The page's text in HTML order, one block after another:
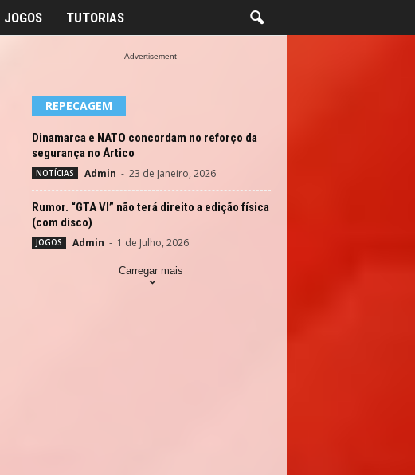
JOGOS TUTORIAS
- Advertisement -
REPECAGEM
Dinamarca e NATO concordam no reforço da
segurança no Ártico
NOTÍCIAS Admin - 23 de Janeiro, 2026
Rumor. “GTA VI” não terá direito a edição física
(com disco)
JOGOS Admin - 1 de Julho, 2026
Carregar mais